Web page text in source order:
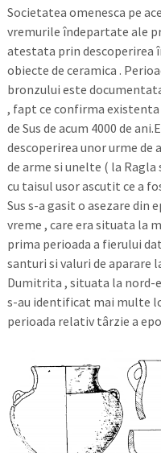
Societatea omenesca pe
vremurile îndepartate ale
atestata prin descoperirea
obiecte de ceramica .
bronzului este
, fapt ce confirma
de Sus de acum 4000 de
descoperirea unor urme
de arme si unelte ( la
cu taisul usor ascutit ce a
Sus s-a gasit o asezare din
vreme , care era situata la
prima perioada a fierului
santuri si valuri de aparare
Dumitrita , situata la nord-
s-au identificat mai multe
perioada relativ târzie a